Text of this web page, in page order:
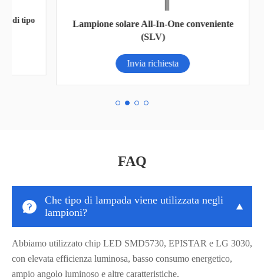
Lampione solare All-In-One conveniente
(SLV)
Invia richiesta
FAQ

Che tipo di lampada viene utilizzata negli
lampioni?

Abbiamo utilizzato chip LED SMD5730, EPISTAR e LG 3030,
con elevata efficienza luminosa, basso consumo energetico,
ampio angolo luminoso e altre caratteristiche.